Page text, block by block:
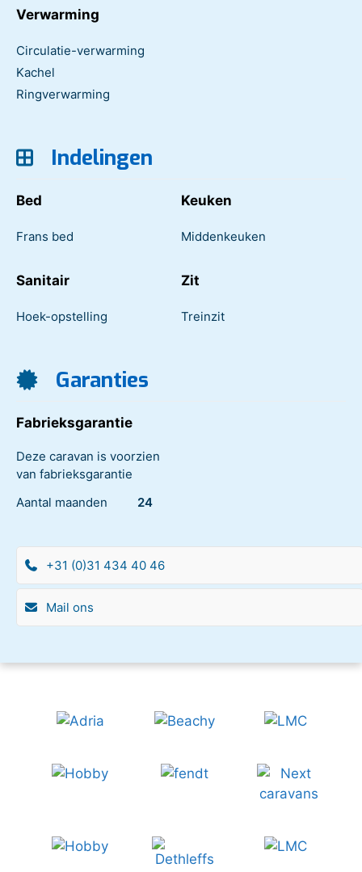
Verwarming
Circulatie-verwarming
Kachel
Ringverwarming
Indelingen
Bed
Frans bed
Keuken
Middenkeuken
Sanitair
Hoek-opstelling
Zit
Treinzit
Garanties
Fabrieksgarantie
Deze caravan is voorzien
van fabrieksgarantie
Aantal maanden
24
+31 (0)31 434 40 46
Mail ons